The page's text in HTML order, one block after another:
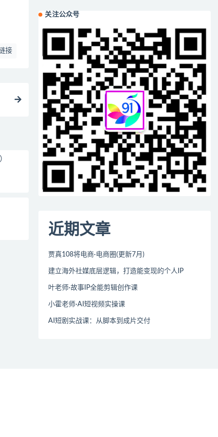
接
关注公众号
近期文章
贾真108将电商·电商圈(更新7月)
建立海外社媒底层逻辑，打造能变现的个人IP
叶老师·故事IP全能剪辑创作课
小霍老师·AI短视频实操课
AI短剧实战课：从脚本到成片交付